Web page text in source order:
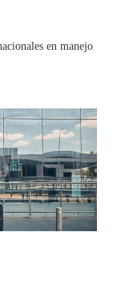
en manejo